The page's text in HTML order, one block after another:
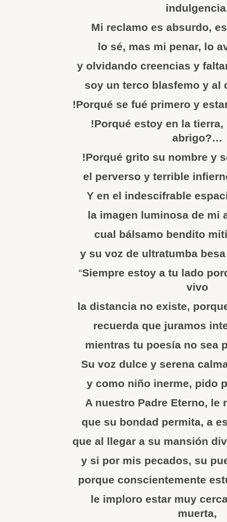
Mi reclamo es absurdo,
lo sé, mas mi penar, lo
y olvidando creencias y
soy un terco blasfemo y al
!Porqué se fué primero y
!Porqué estoy en la
abrigo?…
!Porqué grito su nombre y
el perverso y terrible
Y en el indescifrable
la imagen luminosa de mi
cual bálsamo bendito
y su voz de ultratumba
“Siempre estoy a tu lado
vivo
la distancia no existe,
recuerda que juramos
mientras tu poesía no sea
Su voz dulce y serena
y como niño inerme, pido
A nuestro Padre Eterno, le
que su bondad permita, a
que al llegar a su mansión
y si por mis pecados, su
porque conscientemente
le imploro estar muy
muerta,